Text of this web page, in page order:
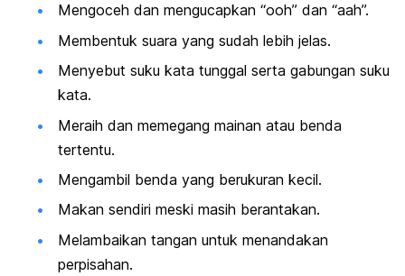
Mengoceh dan mengucapkan “ooh” dan “aah”.
Membentuk suara yang sudah lebih jelas.
Menyebut suku kata tunggal serta gabungan suku
kata.
Meraih dan memegang mainan atau benda
tertentu.
Mengambil benda yang berukuran kecil.
Makan sendiri meski masih berantakan.
Melambaikan tangan untuk menandakan
perpisahan.